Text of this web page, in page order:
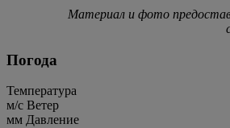
Материал и фото
Погода
Температура
м/c Ветер
мм Давление